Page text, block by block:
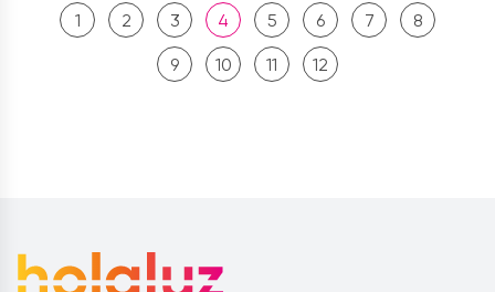
1 2 3 4 5 6 7 8
9 10 11 12